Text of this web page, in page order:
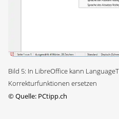
Bild 5: In LibreOffice kann
Korrekturfunktionen ersetzen
©Quelle: PCtipp.ch